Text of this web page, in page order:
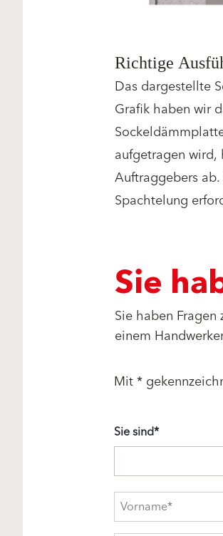
Richtige
Das dargestellte
Grafik haben wir
aufgetragen
Auftraggebers
Spachtelung
Sie
Sie haben
einem
Mit *
Sie sind*